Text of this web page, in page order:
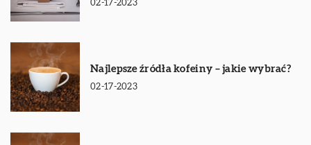
02-17-2023
Najlepsze źródła kofeiny – jakie wybrać?
02-17-2023